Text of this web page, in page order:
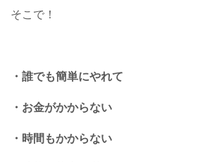
そこで！
・誰でも簡単にやれて
・お金がかからない
・時間もかからない